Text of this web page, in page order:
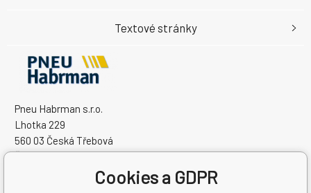
Pneu Habrman s.r.o.
Lhotka 229
560 03 Česká Třebová
Česká Republika
Textové stránky
Cookies a GDPR